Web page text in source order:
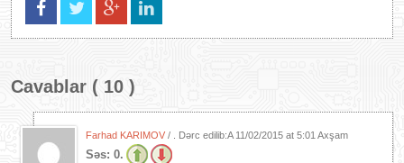
Cavablar ( 10 )
Farhad KARIMOV / . Dərc edilib:A 11/02/2015 at 5:01 Axşam
Səs: 0.